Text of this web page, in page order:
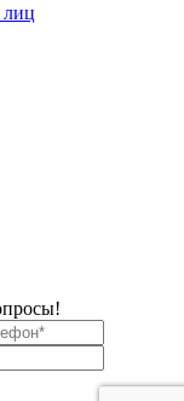
данных